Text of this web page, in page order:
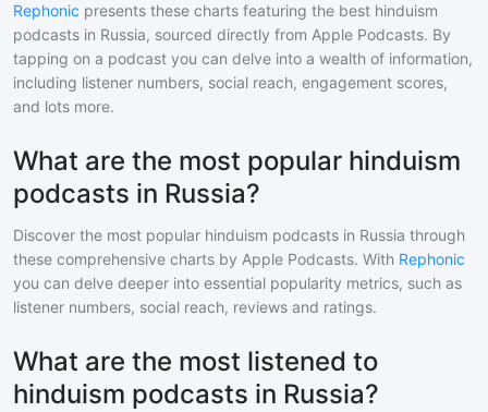
Rephonic presents these charts featuring the best hinduism
podcasts in Russia, sourced directly from Apple Podcasts. By
tapping on a podcast you can delve into a wealth of information,
including listener numbers, social reach, engagement scores,
and lots more.
What are the most popular hinduism
podcasts in Russia?
Discover the most popular hinduism podcasts in Russia through
these comprehensive charts by Apple Podcasts. With Rephonic
you can delve deeper into essential popularity metrics, such as
listener numbers, social reach, reviews and ratings.
What are the most listened to
hinduism podcasts in Russia?